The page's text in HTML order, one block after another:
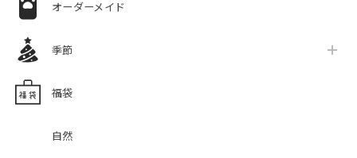
オーダーメイド
季節
福袋
自然